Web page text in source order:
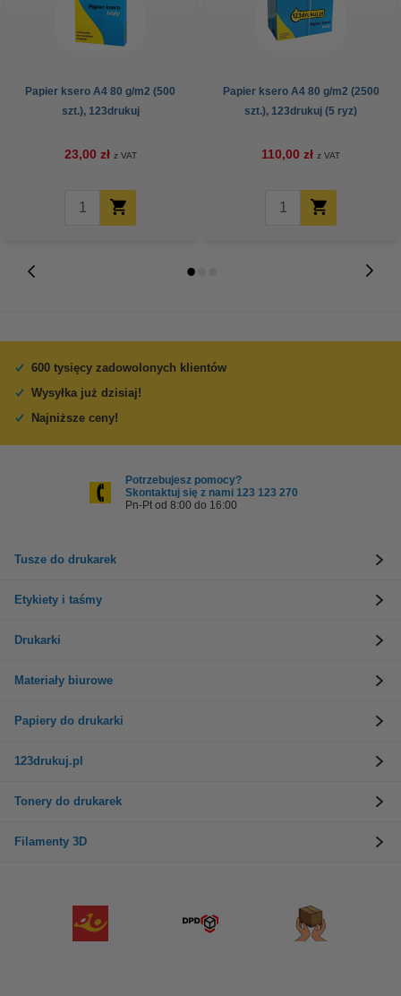
Papier ksero A4 80 g/m2 (500
szt.), 123drukuj
23,00 zł z VAT
Papier ksero A4 80 g/m2 (2500
szt.), 123drukuj (5 ryz)
110,00 zł z VAT
600 tysięcy zadowolonych klientów
Wysyłka już dzisiaj!
Najniższe ceny!
Potrzebujesz pomocy?
Skontaktuj się z nami 123 123 270
Pn-Pt od 8:00 do 16:00
Tusze do drukarek
Etykiety i taśmy
Drukarki
Materiały biurowe
Papiery do drukarki
123drukuj.pl
Tonery do drukarek
Filamenty 3D